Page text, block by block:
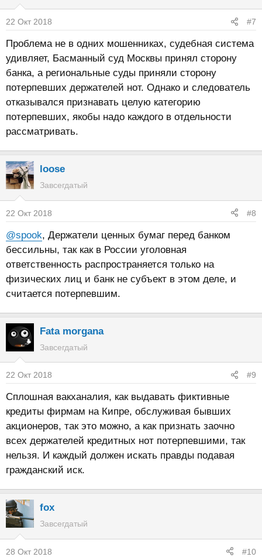
22 Окт 2018 #7
Проблема не в одних мошенниках, судебная система
удивляет, Басманный суд Москвы принял сторону
банка, а региональные суды приняли сторону
потерпевших держателей нот. Однако и следователь
отказывался признавать целую категорию
потерпевших, якобы надо каждого в отдельности
рассматривать.
loose
Завсегдатый
22 Окт 2018 #8
@spook, Держатели ценных бумаг перед банком
бессильны, так как в России уголовная
ответственность распространяется только на
физических лиц и банк не субъект в этом деле, и
считается потерпевшим.
Fata morgana
Завсегдатый
22 Окт 2018 #9
Сплошная вакханалия, как выдавать фиктивные
кредиты фирмам на Кипре, обслуживая бывших
акционеров, так это можно, а как признать заочно
всех держателей кредитных нот потерпевшими, так
нельзя. И каждый должен искать правды подавая
гражданский иск.
fox
Завсегдатый
28 Окт 2018 #10